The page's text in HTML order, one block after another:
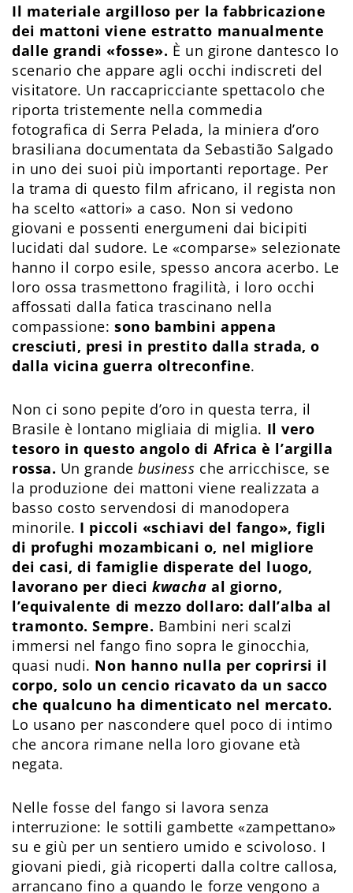
Il materiale argilloso per la fabbricazione
dei mattoni viene estratto manualmente
dalle grandi «fosse». È un girone dantesco lo
scenario che appare agli occhi indiscreti del
visitatore. Un raccapricciante spettacolo che
riporta tristemente nella commedia
fotografica di Serra Pelada, la miniera d’oro
brasiliana documentata da Sebastião Salgado
in uno dei suoi più importanti reportage. Per
la trama di questo film africano, il regista non
ha scelto «attori» a caso. Non si vedono
giovani e possenti energumeni dai bicipiti
lucidati dal sudore. Le «comparse» selezionate
hanno il corpo esile, spesso ancora acerbo. Le
loro ossa trasmettono fragilità, i loro occhi
affossati dalla fatica trascinano nella
compassione:sono bambini appena
cresciuti, presi in prestito dalla strada, o
dalla vicina guerra oltreconfine.
Non ci sono pepite d’oro in questa terra, il
Brasile è lontano migliaia di miglia. Il vero
tesoro in questo angolo di Africa è l’argilla
rossa. Un grandebusiness che arricchisce, se
la produzione dei mattoni viene realizzata a
basso costo servendosi di manodopera
minorile. I piccoli «schiavi del fango», figli
di profughi mozambicani o, nel migliore
dei casi, di famiglie disperate del luogo,
lavorano per diecikwacha al giorno,
l’equivalente di mezzo dollaro: dall’alba al
tramonto. Sempre. Bambini neri scalzi
immersi nel fango fino sopra le ginocchia,
quasi nudi. Non hanno nulla per coprirsi il
corpo, solo un cencio ricavato da un sacco
che qualcuno ha dimenticato nel mercato.
Lo usano per nascondere quel poco di intimo
che ancora rimane nella loro giovane età
negata.
Nelle fosse del fango si lavora senza
interruzione: le sottili gambette «zampettano»
su e giù per un sentiero umido e scivoloso. I
giovani piedi, già ricoperti dalla coltre callosa,
arrancano fino a quando le forze vengono a